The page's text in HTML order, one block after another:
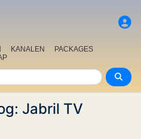
KANALEN
PACKAGES
Jabril TV